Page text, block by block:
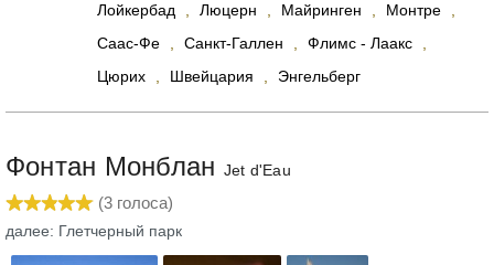
Лойкербад
Люцерн Майринген Монтре
Саас-Фе
Санкт-Галлен Флимс - Лаакс
Цюрих
Швейцария Энгельберг
Фонтан Монблан Jet d'Eau
(3 голоса)
далее: Глетчерный парк